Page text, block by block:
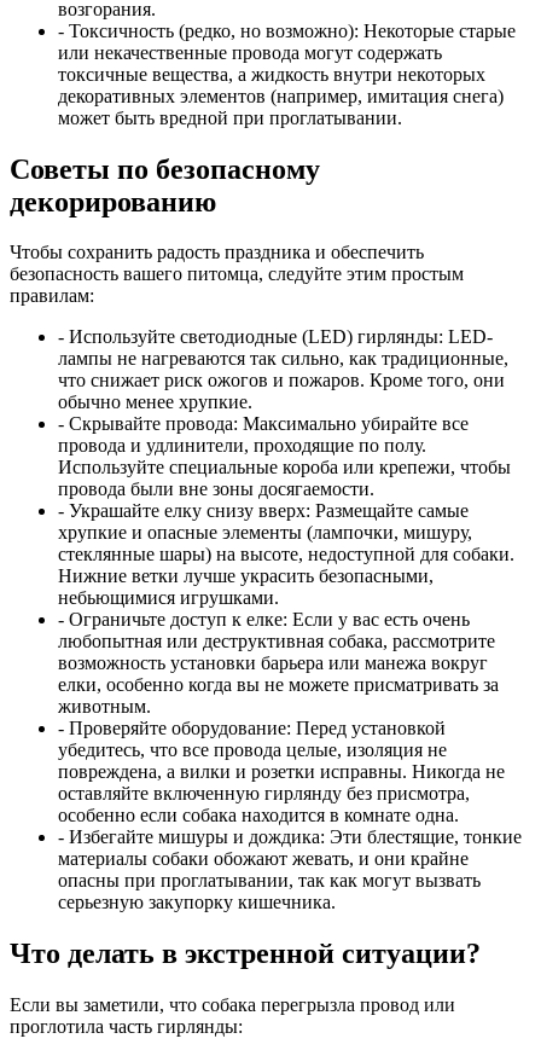
возгорания.
- Токсичность (редко, но возможно): Некоторые старые
или некачественные провода могут содержать
токсичные вещества, а жидкость внутри некоторых
декоративных элементов (например, имитация снега)
может быть вредной при проглатывании.
Советы по безопасному
декорированию
Чтобы сохранить радость праздника и обеспечить
безопасность вашего питомца, следуйте этим простым
правилам:
- Используйте светодиодные (LED) гирлянды: LED-
лампы не нагреваются так сильно, как традиционные,
что снижает риск ожогов и пожаров. Кроме того, они
обычно менее хрупкие.
- Скрывайте провода: Максимально убирайте все
провода и удлинители, проходящие по полу.
Используйте специальные короба или крепежи, чтобы
провода были вне зоны досягаемости.
- Украшайте елку снизу вверх: Размещайте самые
хрупкие и опасные элементы (лампочки, мишуру,
стеклянные шары) на высоте, недоступной для собаки.
Нижние ветки лучше украсить безопасными,
небьющимися игрушками.
- Ограничьте доступ к елке: Если у вас есть очень
любопытная или деструктивная собака, рассмотрите
возможность установки барьера или манежа вокруг
елки, особенно когда вы не можете присматривать за
животным.
- Проверяйте оборудование: Перед установкой
убедитесь, что все провода целые, изоляция не
повреждена, а вилки и розетки исправны. Никогда не
оставляйте включенную гирлянду без присмотра,
особенно если собака находится в комнате одна.
- Избегайте мишуры и дождика: Эти блестящие, тонкие
материалы собаки обожают жевать, и они крайне
опасны при проглатывании, так как могут вызвать
серьезную закупорку кишечника.
Что делать в экстренной ситуации?
Если вы заметили, что собака перегрызла провод или
проглотила часть гирлянды: